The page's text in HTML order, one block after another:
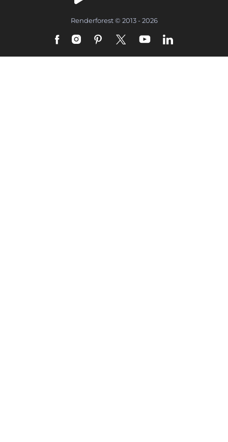
Renderforest © 2013 - 2026